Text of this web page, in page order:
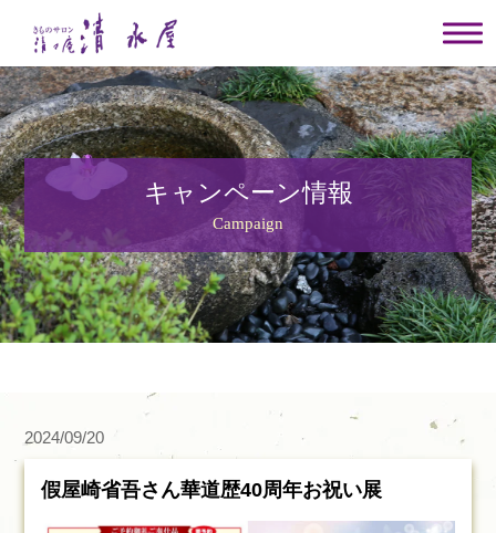
キャンペーン情報
Campaign
2024/09/20
假屋崎省吾さん華道歴40周年お祝い展